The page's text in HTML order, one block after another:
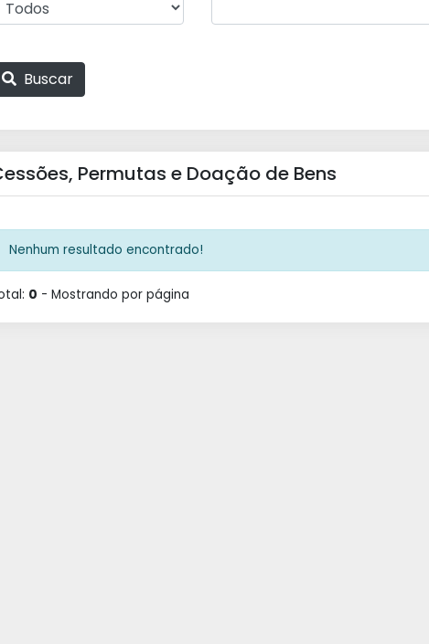
Buscar
Permutas e Doação de Bens
Nenhum resultado encontrado!
0 - Mostrando por página